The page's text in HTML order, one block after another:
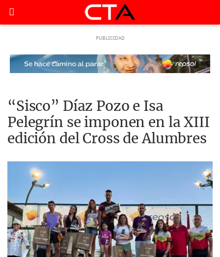
“Sisco” Díaz Pozo e Isa
Pelegrín se imponen en la XIII
edición del Cross de Alumbres